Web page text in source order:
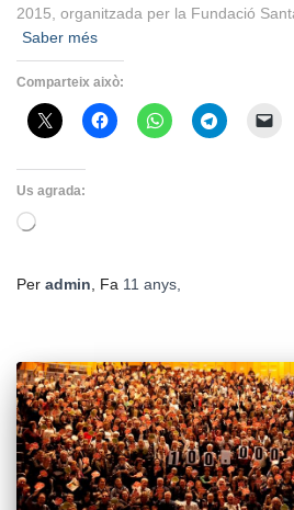
2015, organitzada per la Fundació
Saber més
Comparteix això:
Us agrada:
S'està
Per admin, Fa 11 anys,